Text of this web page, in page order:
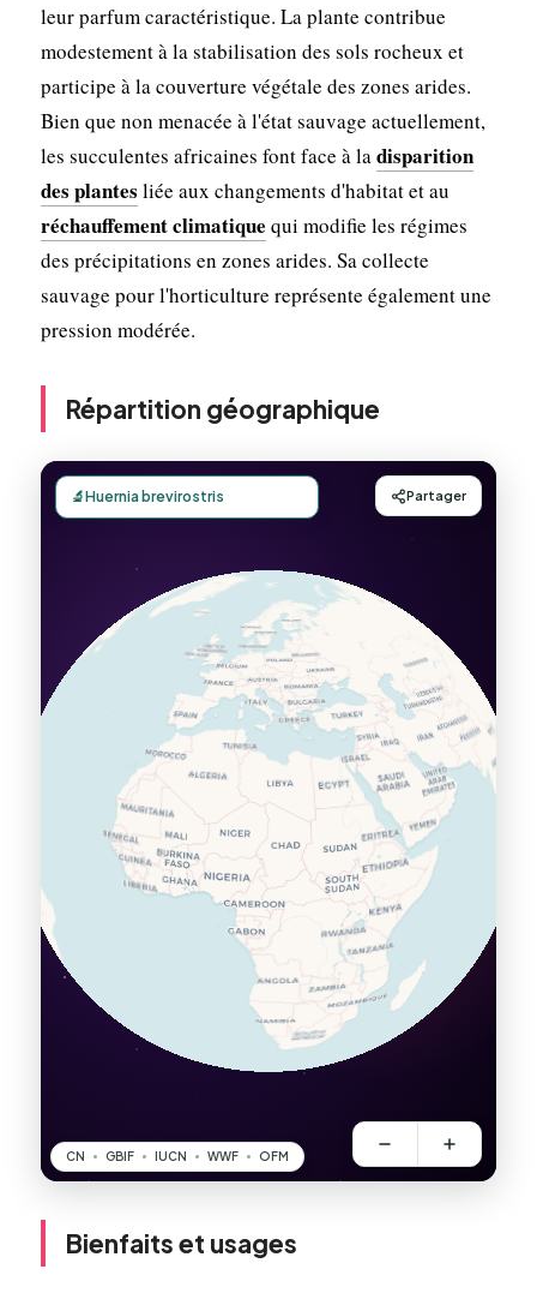
leur parfum caractéristique. La plante contribue
modestement à la stabilisation des sols rocheux et
participe à la couverture végétale des zones arides.
Bien que non menacée à l'état sauvage actuellement,
les succulentes africaines font face à ladisparition
des plantes liée aux changements d'habitat et au
réchauffement climatique qui modifie les régimes
des précipitations en zones arides. Sa collecte
sauvage pour l'horticulture représente également une
pression modérée.
Répartition géographique
Bienfaits et usages